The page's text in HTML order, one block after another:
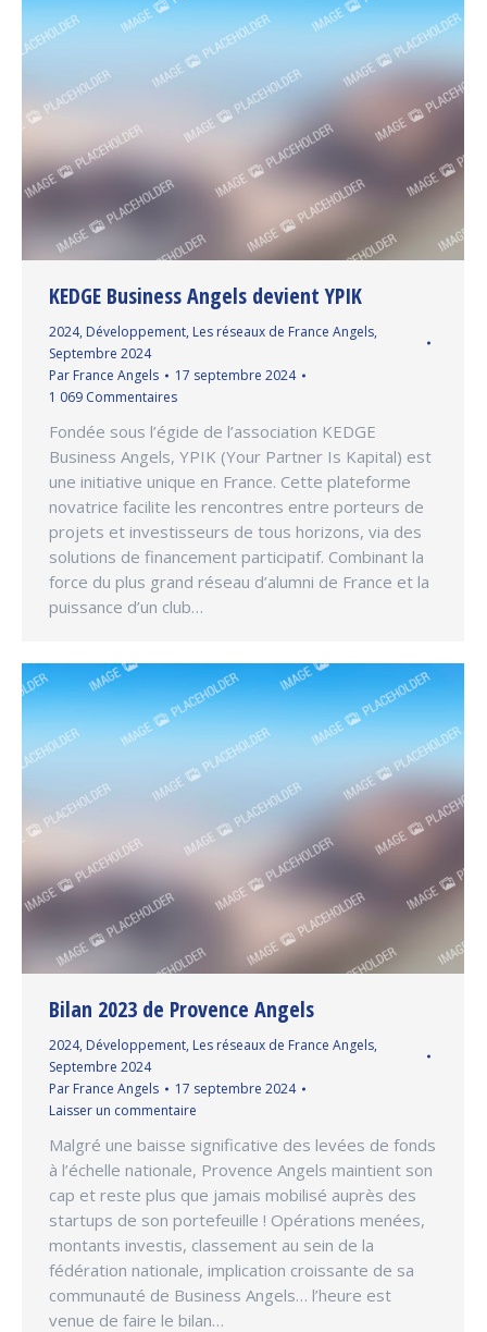
KEDGE Business Angels devient YPIK
2024, Développement, Les réseaux de France Angels,
Septembre 2024
Par France Angels
17 septembre 2024
1 069 Commentaires
Fondée sous l’égide de l’association KEDGE
Business Angels, YPIK (Your Partner Is Kapital) est
une initiative unique en France. Cette plateforme
novatrice facilite les rencontres entre porteurs de
projets et investisseurs de tous horizons, via des
solutions de financement participatif. Combinant la
force du plus grand réseau d’alumni de France et la
puissance d’un club…
Bilan 2023 de Provence Angels
2024, Développement, Les réseaux de France Angels,
Septembre 2024
Par France Angels
17 septembre 2024
Laisser un commentaire
Malgré une baisse significative des levées de fonds
à l’échelle nationale, Provence Angels maintient son
cap et reste plus que jamais mobilisé auprès des
startups de son portefeuille ! Opérations menées,
montants investis, classement au sein de la
fédération nationale, implication croissante de sa
communauté de Business Angels… l’heure est
venue de faire le bilan…